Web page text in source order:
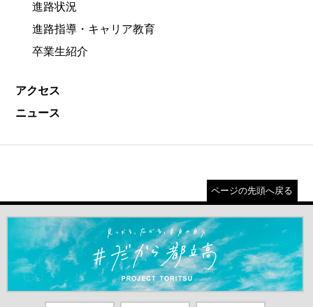
進路状況
進路指導・キャリア教育
卒業生紹介
アクセス
ニュース
ページの先頭へ戻る
＃だから都立高（別ウインドウが開きます）